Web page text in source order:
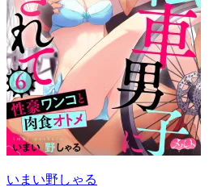
いまい野しゃる